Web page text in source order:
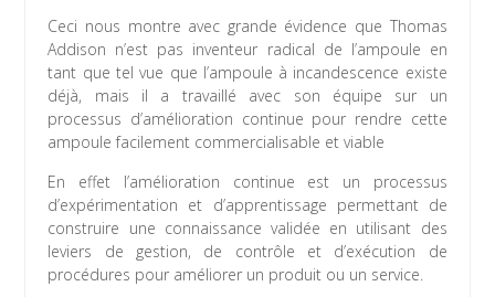
Ceci nous montre avec grande évidence que Thomas
Addison n’est pas inventeur radical de l’ampoule en
tant que tel vue que l’ampoule à incandescence existe
déjà, mais il a travaillé avec son équipe sur un
processus d’amélioration continue pour rendre cette
ampoule facilement commercialisable et viable
En effet l’amélioration continue est un processus
d’expérimentation et d’apprentissage permettant de
construire une connaissance validée en utilisant des
leviers de gestion, de contrôle et d’exécution de
procédures pour améliorer un produit ou un service.